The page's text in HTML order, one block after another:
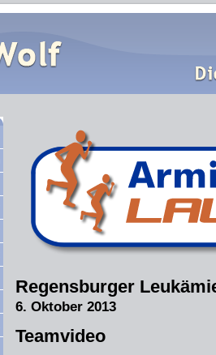
Regensburger
6. Oktober 2013
Teamvideo